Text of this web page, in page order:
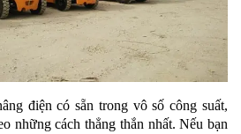
điện có sẵn trong vô số công suất,
những cách thẳng thắn nhất. Nếu bạn